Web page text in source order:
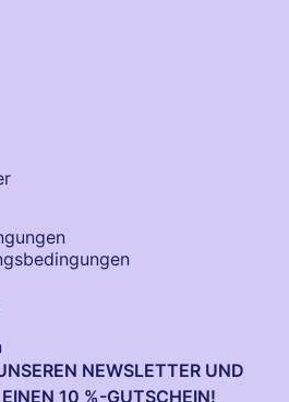
NEWSLETTER UND
10 %-GUTSCHEIN!